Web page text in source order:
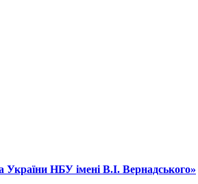
України НБУ імені В.І. Вернадського»